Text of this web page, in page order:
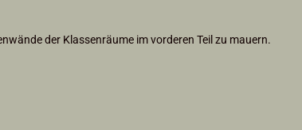
der Klassenräume im vorderen Teil zu mauern.